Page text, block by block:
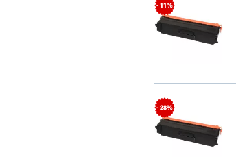
- 11%
- 28%